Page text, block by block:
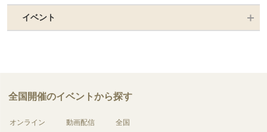
イベント
全国開催のイベントから探す
オンライン 動画配信 全国